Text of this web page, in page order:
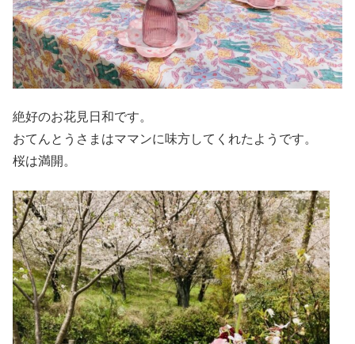
絶好のお花見日和です。
おてんとうさまはママンに味方してくれたようです。
桜は満開。